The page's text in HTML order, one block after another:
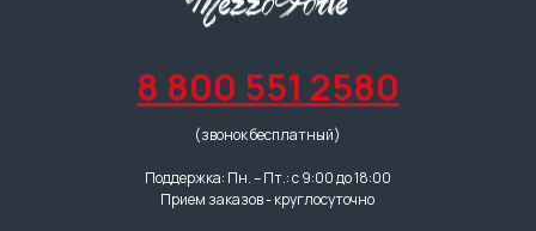
8 800 551 2580
(звонок бесплатный)
Поддержка: Пн. – Пт.: с 9:00 до 18:00
Прием заказов - круглосуточно